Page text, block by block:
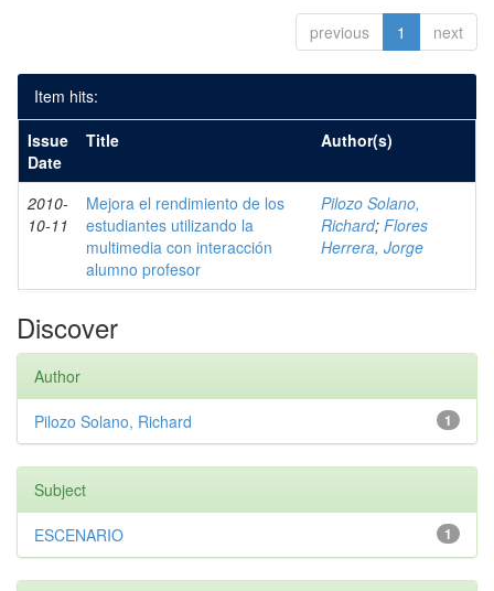
previous 1 next
Item hits:
Issue
Date
Title Author(s)
2010-
10-11
Mejora el rendimiento de los
estudiantes utilizando la
multimedia con interacción
alumno profesor
Pilozo Solano,
Richard; Flores
Herrera, Jorge
Discover
Author
1
Pilozo Solano, Richard
Subject
1
ESCENARIO